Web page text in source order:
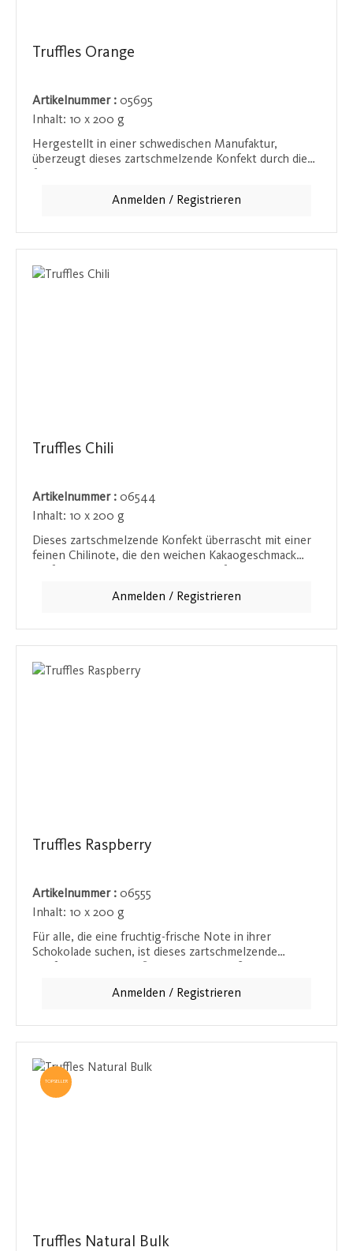
Truffles Orange
Artikelnummer : 05695
Inhalt: 10 x 200 g
Hergestellt in einer schwedischen Manufaktur,
überzeugt dieses zartschmelzende Konfekt durch die
aromatischen Zitrusgeschmack sorgt für eine
alle eignet, die fruchtige Akzente in ihrer Schokolade
lieben.
Anmelden / Registrieren
Truffles Chili
Artikelnummer : 06544
Inhalt: 10 x 200 g
Dieses zartschmelzende Konfekt überrascht mit einer
feinen Chilinote, die den weichen Kakaogeschmack
Anmelden / Registrieren
Truffles Raspberry
Artikelnummer : 06555
Inhalt: 10 x 200 g
Für alle, die eine fruchtig-frische Note in ihrer
Schokolade suchen, ist dieses zartschmelzende
bringt eine angenehme Fruchtigkeit in jeden Bissen.
Gaumen mit einer Balance aus Süße und Frucht
erfreuen.
Anmelden / Registrieren
TOPSELLER
Truffles Natural Bulk